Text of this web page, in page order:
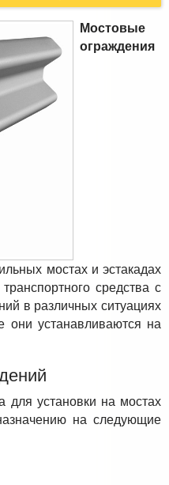
Мостовые
ограждения
мостах и эстакадах
средства с
в различных ситуациях
они устанавливаются на
для установки на мостах
на следующие